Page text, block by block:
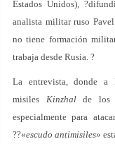
Estados Unidos),
analista militar ruso
no tiene formación
trabaja desde Rusia. ?
La entrevista, donde a
misiles Kinzhalde los
especialmente para
??«escudo antimisiles»